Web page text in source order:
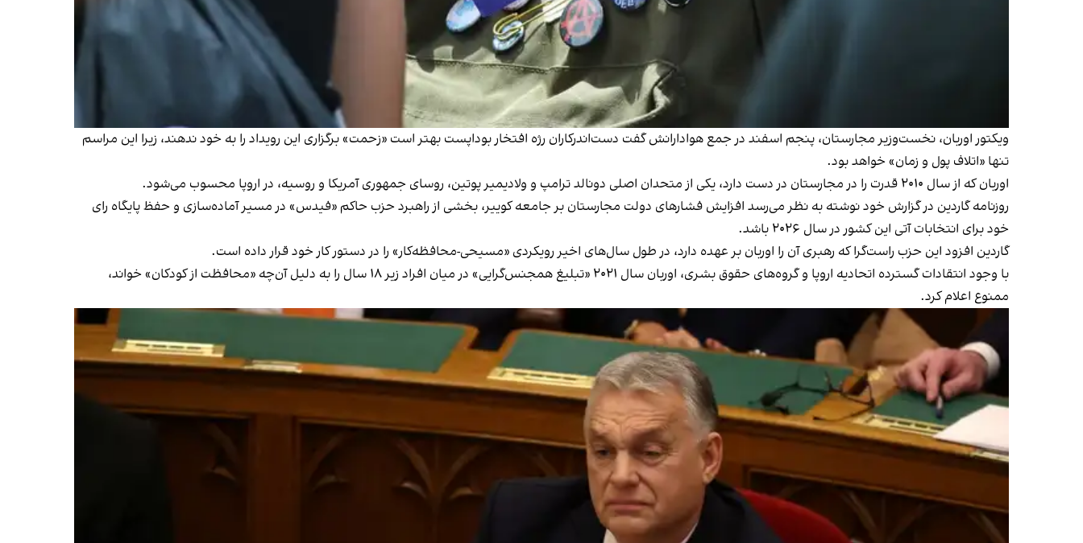
ویکتور اوربان، نخست‌وزیر مجارستان، پنجم اسفند در جمع هوادارانش گفت دست‌اندرکاران رژه افتخار بوداپست بهتر است «زحمت» برگزاری این رویداد را به خود ندهند، زیرا این مراسم
تنها «اتلاف پول و زمان» خواهد بود.
اوربان که از سال ۲۰۱۰ قدرت را در مجارستان در دست دارد، یکی از متحدان اصلی دونالد ترامپ و ولادیمیر پوتین، روسای جمهوری آمریکا و روسیه، در اروپا محسوب می‌شود.
روزنامه گاردین در گزارش خود نوشته به نظر می‌رسد افزایش فشارهای دولت مجارستان بر جامعه کوییر، بخشی از راهبرد حزب حاکم «فیدس» در مسیر آماده‌سازی و حفظ پایگاه رای
خود برای انتخابات آتی این کشور در سال ۲۰۲۶ باشد.
گاردین افزود این حزب راست‌گرا که رهبری آن را اوربان بر عهده دارد، در طول سال‌های اخیر رویکردی «مسیحی-محافظه‌کار» را در دستور کار خود قرار داده است.
با وجود انتقادات گسترده اتحادیه اروپا و گروه‌های حقوق بشری، اوربان سال ۲۰۲۱ «تبلیغ همجنس‌گرایی» در میان افراد زیر ۱۸ سال را به دلیل آن‌چه «محافظت از کودکان» خواند،
ممنوع اعلام کرد.